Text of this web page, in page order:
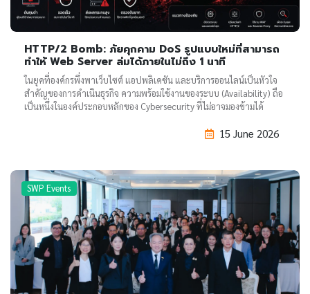
HTTP/2 Bomb: ภัยคุกคาม DoS รูปแบบใหม่ที่สามารถ
ทำให้ Web Server ล่มได้ภายในไม่ถึง 1 นาที
ในยุคที่องค์กรพึ่งพาเว็บไซต์ แอปพลิเคชัน และบริการออนไลน์เป็นหัวใจ
สำคัญของการดำเนินธุรกิจ ความพร้อมใช้งานของระบบ (Availability) ถือ
เป็นหนึ่งในองค์ประกอบหลักของ Cybersecurity ที่ไม่อาจมองข้ามได้
15 June 2026
SWP Events